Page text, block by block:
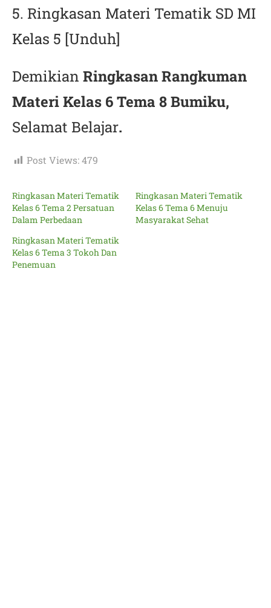
5. Ringkasan Materi Tematik SD MI
Kelas 5 [Unduh]
Demikian Ringkasan Rangkuman
Materi Kelas 6 Tema 8 Bumiku,
Selamat Belajar.
Post Views:479
Ringkasan Materi Tematik
Kelas 6 Tema 2 Persatuan
Dalam Perbedaan
Ringkasan Materi Tematik
Kelas 6 Tema 6 Menuju
Masyarakat Sehat
Ringkasan Materi Tematik
Kelas 6 Tema 3 Tokoh Dan
Penemuan